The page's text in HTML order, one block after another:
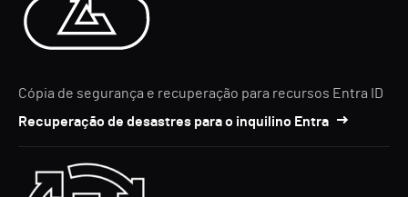
Cópia de segurança e recuperação para recursos Entra ID
Recuperação de desastres para o inquilino Entra